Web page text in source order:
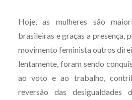
Hoje, as mulheres são
brasileiras e graças a presença,
movimento feminista outros
lentamente, foram sendo
ao voto e ao trabalho,
reversão das desigualdades